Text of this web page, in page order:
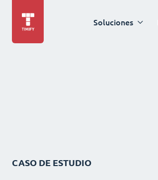
Soluciones
CASO DE ESTUDIO